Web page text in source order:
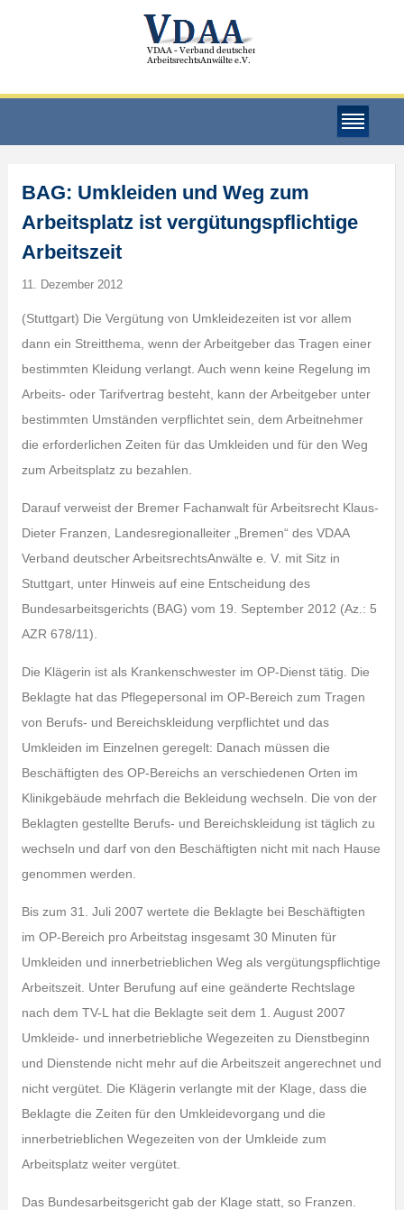
BAG: Umkleiden und Weg zum
Arbeitsplatz ist vergütungspflichtige
Arbeitszeit
11. Dezember 2012
(Stuttgart) Die Vergütung von Umkleidezeiten ist vor allem
dann ein Streitthema, wenn der Arbeitgeber das Tragen einer
bestimmten Kleidung verlangt. Auch wenn keine Regelung im
Arbeits- oder Tarifvertrag besteht, kann der Arbeitgeber unter
bestimmten Umständen verpflichtet sein, dem Arbeitnehmer
die erforderlichen Zeiten für das Umkleiden und für den Weg
zum Arbeitsplatz zu bezahlen.
Darauf verweist der Bremer Fachanwalt für Arbeitsrecht Klaus-
Dieter Franzen, Landesregionalleiter „Bremen“ des VDAA
Verband deutscher ArbeitsrechtsAnwälte e. V. mit Sitz in
Stuttgart, unter Hinweis auf eine Entscheidung des
Bundesarbeitsgerichts (BAG) vom 19. September 2012 (Az.: 5
AZR 678/11).
Die Klägerin ist als Krankenschwester im OP-Dienst tätig. Die
Beklagte hat das Pflegepersonal im OP-Bereich zum Tragen
von Berufs- und Bereichskleidung verpflichtet und das
Umkleiden im Einzelnen geregelt: Danach müssen die
Beschäftigten des OP-Bereichs an verschiedenen Orten im
Klinikgebäude mehrfach die Bekleidung wechseln. Die von der
Beklagten gestellte Berufs- und Bereichskleidung ist täglich zu
wechseln und darf von den Beschäftigten nicht mit nach Hause
genommen werden.
Bis zum 31. Juli 2007 wertete die Beklagte bei Beschäftigten
im OP-Bereich pro Arbeitstag insgesamt 30 Minuten für
Umkleiden und innerbetrieblichen Weg als vergütungspflichtige
Arbeitszeit. Unter Berufung auf eine geänderte Rechtslage
nach dem TV-L hat die Beklagte seit dem 1. August 2007
Umkleide- und innerbetriebliche Wegezeiten zu Dienstbeginn
und Dienstende nicht mehr auf die Arbeitszeit angerechnet und
nicht vergütet. Die Klägerin verlangte mit der Klage, dass die
Beklagte die Zeiten für den Umkleidevorgang und die
innerbetrieblichen Wegezeiten von der Umkleide zum
Arbeitsplatz weiter vergütet.
Das Bundesarbeitsgericht gab der Klage statt, so Franzen.